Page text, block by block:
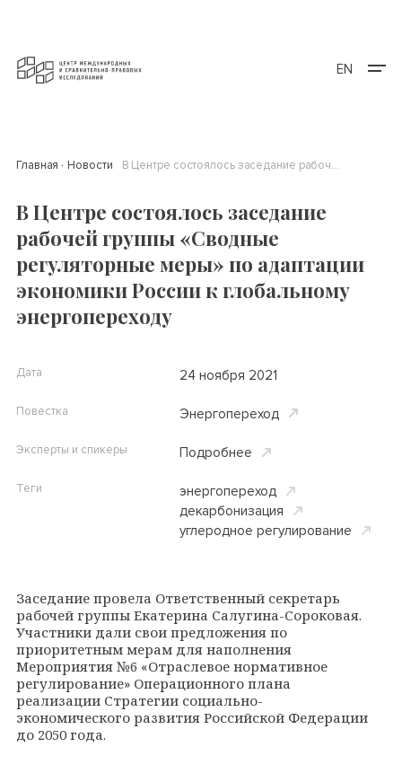
EN
Главная Новости В Центре состоялось заседание рабочей группы «Сводные регуляторные меры» по адаптации экономики России к глобальному энергопереходу
В Центре состоялось заседание
рабочей группы «Сводные
регуляторные меры» по адаптации
экономики России к глобальному
энергопереходу
Заседание провела Ответственный секретарь
рабочей группы Екатерина Салугина-Сороковая.
Участники дали свои предложения по
приоритетным мерам для наполнения
Мероприятия №6 «Отраслевое нормативное
регулирование» Операционного плана
реализации Стратегии социально-
экономического развития Российской Федерации
до 2050 года.
Дата 24 ноября 2021
Повестка Энергопереход
Эксперты и спикеры Подробнее
Теги
энергопереход
декарбонизация
углеродное регулирование